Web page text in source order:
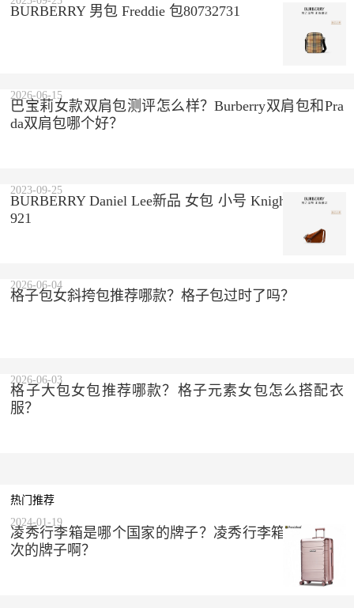
BURBERRY 男包 Freddie 包80732731
巴宝莉女款双肩包测评怎么样？Burberry双肩包和Pra
da双肩包哪个好？
2026-06-15
BURBERRY Daniel Lee新品 女包 小号 Knight 包80751
921
2023-09-25
格子包女斜挎包推荐哪款？格子包过时了吗？
2026-06-04
格子大包女包推荐哪款？格子元素女包怎么搭配衣
服？
2026-06-03
热门推荐
凌秀行李箱是哪个国家的牌子？凌秀行李箱是什么档
次的牌子啊？
2024-01-19